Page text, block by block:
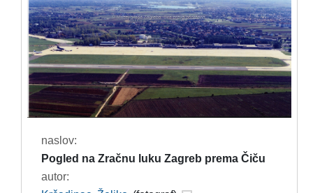
naslov:
Pogled na Zračnu luku Zagreb prema Čiču
autor: